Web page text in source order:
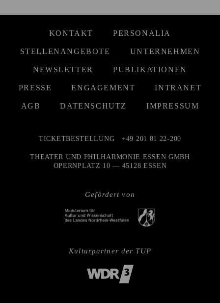
KONTAKT PERSONALIA
STELLENANGEBOTE UNTERNEHMEN
NEWSLETTER PUBLIKATIONEN
PRESSE ENGAGEMENT INTRANET
AGB DATENSCHUTZ IMPRESSUM
Gefördert von
TICKETBESTELLUNG +49 201 81 22-200
THEATER UND PHILHARMONIE ESSEN GMBH
OPERNPLATZ 10 — 45128 ESSEN
Kulturpartner der TUP